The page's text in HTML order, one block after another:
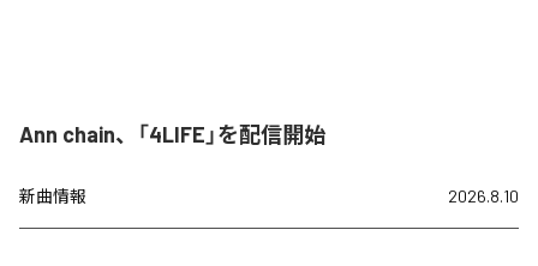
Ann chain、「4LIFE」を配信開始
新曲情報 2026.8.10